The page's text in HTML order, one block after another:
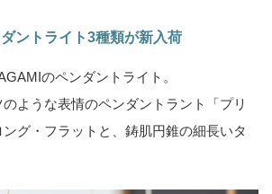
ントライト3種類が新入荷
のペンダントライト。
ような表情のペンダントラント「プリ
グ・フラットと、鋳肌円錐の細長いタ